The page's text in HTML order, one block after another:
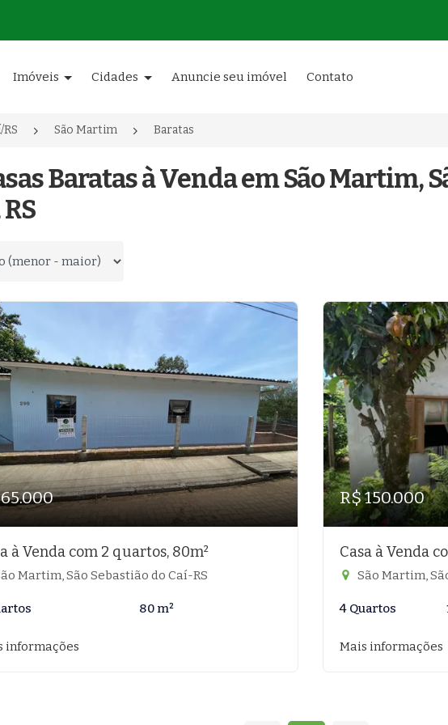
Imóveis Cidades Anuncie seu imóvel Contato
São Martim Baratas
Baratas à Venda em São Martim,
por
à Venda com 2 quartos, 80m²
Martim, São Sebastião do Caí-RS
80 m²
informações
R$ 150.000
Casa à Venda
São Martim,
4 Quartos
Mais informações